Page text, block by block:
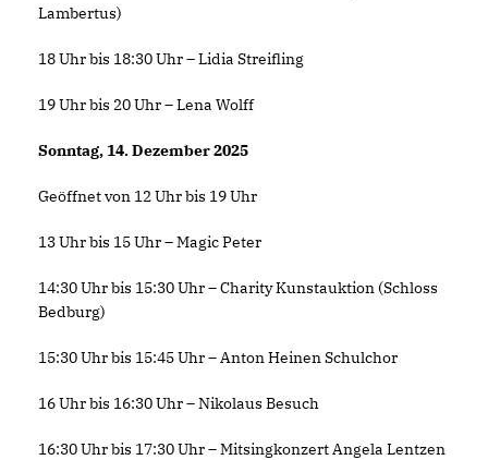
Lambertus)
18 Uhr bis 18:30 Uhr – Lidia Streifling
19 Uhr bis 20 Uhr – Lena Wolff
Sonntag, 14. Dezember 2025
Geöffnet von 12 Uhr bis 19 Uhr
13 Uhr bis 15 Uhr – Magic Peter
14:30 Uhr bis 15:30 Uhr – Charity Kunstauktion (Schloss
Bedburg)
15:30 Uhr bis 15:45 Uhr – Anton Heinen Schulchor
16 Uhr bis 16:30 Uhr – Nikolaus Besuch
16:30 Uhr bis 17:30 Uhr – Mitsingkonzert Angela Lentzen